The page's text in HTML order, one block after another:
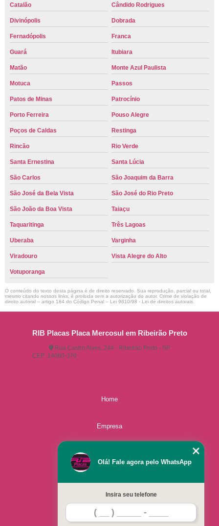
Catalão Cândido Rodrigues
Divinópolis Dobrada
Fernadópolis Franca
Guará Itubiara
Matão Monte Azul Paulista
Motuca Passos
Patos de Minas Patrocínio
Porto Ferreira Pouso Alegre
Poços de Caldas Restinga
Rincão Rio Verde
Santa Ernestina Santa Lúcia
São Carlos São Joaquim da Barra
São José da Bela Vista São José do Rio Preto
São João da Boa Vista Taiaçu
Taquaritinga Três Lagoas
Uberaba Varginha
Viradouro Vista Alegre do Alto
Votuporanga
O conteúdo do texto desta página é de direito reservado. Sua reprodução, parcial ou total,
mesmo citando nossos links, é proibida sem a autorização do autor. Crime de violação de
direito autoral – artigo 184 do Código Penal – Lei 9610/98 - Lei de direitos autorais
RIB Placas Placa Mercosul em Ribeirão Preto
Rua Castro Alves, 244 - Ribeirão Preto - SP
CEP: 14080-370
Home
Empresa
Contato
Olá! Fale agora pelo WhatsApp
Insira seu telefone